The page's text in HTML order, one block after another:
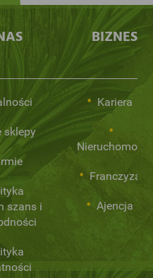
sklepy
szans i
BIZNES
Kariera
Nieruchomości
Franczyza
Ajencja